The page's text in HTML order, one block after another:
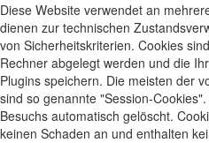
Diese Website verwendet an
dienen zur technischen
von Sicherheitskriterien. Cookies
Rechner abgelegt werden und die
Plugins speichern. Die meisten der
sind so genannte "Session-
Besuchs automatisch gelöscht.
keinen Schaden an und enthalten